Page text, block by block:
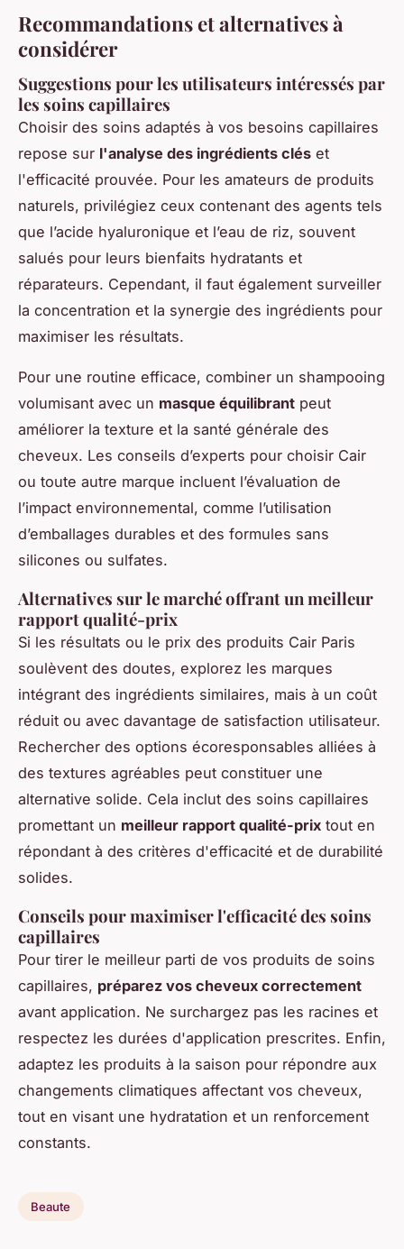
Recommandations et alternatives à
considérer
Suggestions pour les utilisateurs intéressés par
les soins capillaires
Choisir des soins adaptés à vos besoins capillaires
repose sur l'analyse des ingrédients clés et
l'efficacité prouvée. Pour les amateurs de produits
naturels, privilégiez ceux contenant des agents tels
que l’acide hyaluronique et l’eau de riz, souvent
salués pour leurs bienfaits hydratants et
réparateurs. Cependant, il faut également surveiller
la concentration et la synergie des ingrédients pour
maximiser les résultats.
Pour une routine efficace, combiner un shampooing
volumisant avec un masque équilibrant peut
améliorer la texture et la santé générale des
cheveux. Les conseils d’experts pour choisir Cair
ou toute autre marque incluent l’évaluation de
l’impact environnemental, comme l’utilisation
d’emballages durables et des formules sans
silicones ou sulfates.
Alternatives sur le marché offrant un meilleur
rapport qualité-prix
Si les résultats ou le prix des produits Cair Paris
soulèvent des doutes, explorez les marques
intégrant des ingrédients similaires, mais à un coût
réduit ou avec davantage de satisfaction utilisateur.
Rechercher des options écoresponsables alliées à
des textures agréables peut constituer une
alternative solide. Cela inclut des soins capillaires
promettant un meilleur rapport qualité-prix tout en
répondant à des critères d'efficacité et de durabilité
solides.
Conseils pour maximiser l'efficacité des soins
capillaires
Pour tirer le meilleur parti de vos produits de soins
capillaires, préparez vos cheveux correctement
avant application. Ne surchargez pas les racines et
respectez les durées d'application prescrites. Enfin,
adaptez les produits à la saison pour répondre aux
changements climatiques affectant vos cheveux,
tout en visant une hydratation et un renforcement
constants.
Beaute